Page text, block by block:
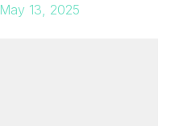
May 13, 2025